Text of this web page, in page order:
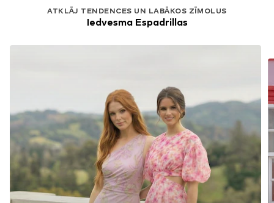
ATKLĀJ TENDENCES UN LABĀKOS ZĪMOLUS
Iedvesma Espadrillas